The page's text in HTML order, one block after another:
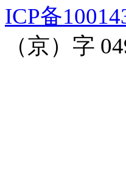
ICP备
（京）字